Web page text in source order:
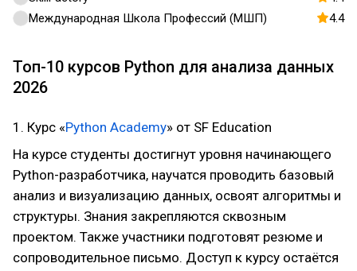
Международная Школа Профессий (МШП)
4.4
Топ-10 курсов Python для анализа данных
2026
1. Курс «Python Academy» от SF Education
На курсе студенты достигнут уровня начинающего
Python-разработчика, научатся проводить базовый
анализ и визуализацию данных, освоят алгоритмы и
структуры. Знания закрепляются сквозным
проектом. Также участники подготовят резюме и
сопроводительное письмо. Доступ к курсу остаётся